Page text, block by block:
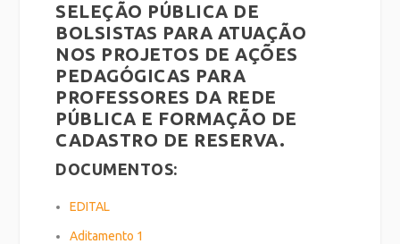
SELEÇÃO PÚBLICA DE
BOLSISTAS PARA ATUAÇÃO
NOS PROJETOS DE AÇÕES
PEDAGÓGICAS PARA
PROFESSORES DA REDE
PÚBLICA E FORMAÇÃO DE
CADASTRO DE RESERVA.
DOCUMENTOS:
EDITAL
Aditamento 1